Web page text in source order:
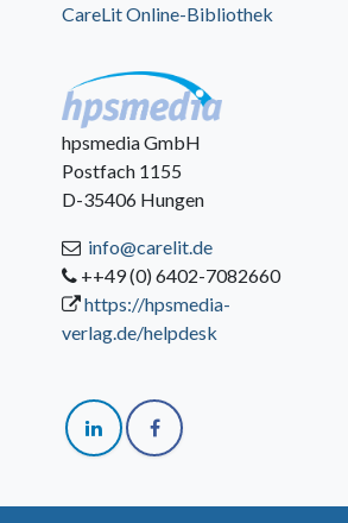
CareLit Online-Bibliothek
hpsmedia GmbH
Postfach 1155
D-35406 Hungen
info@carelit.de
++49 (0) 6402-7082660
https://hpsmedia-
verlag.de/helpdesk